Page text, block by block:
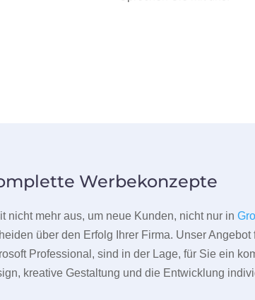
Werbekonzepte
nicht mehr aus, um neue Kunden, nicht nur in
über den Erfolg Ihrer Firma. Unser
Professional, sind in der Lage, für Sie ein
kreative Gestaltung und die Entwicklung